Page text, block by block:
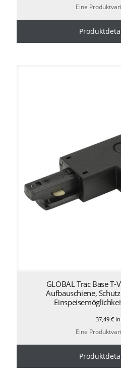
Eine
GLOBAL Trac Base
Aufbauschiene,
37,49€
Eine